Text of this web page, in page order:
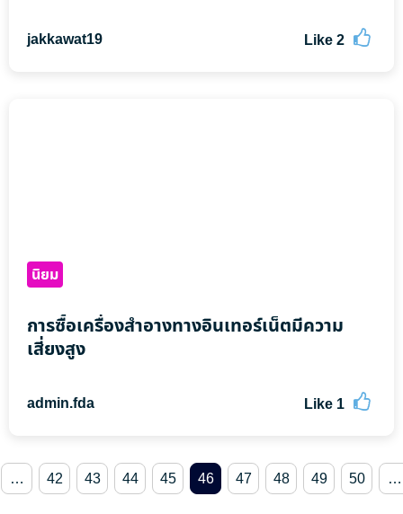
jakkawat19 Like2
นิยม
การซื้อเครื่องสำอางทางอินเทอร์เน็ตมีความ
เสี่ยงสูง
admin.fda Like 1
… 42 43 44 45 46 47 48 49 50 …